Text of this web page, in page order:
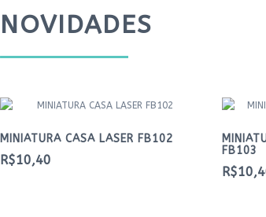
NOVIDADES
MINIATURA CASA LASER FB102
R$10,40
FB103